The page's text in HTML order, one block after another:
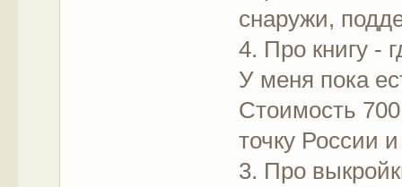
снаружи,
4. Про книгу -
У меня пока
Стоимость
точку России
3. Про